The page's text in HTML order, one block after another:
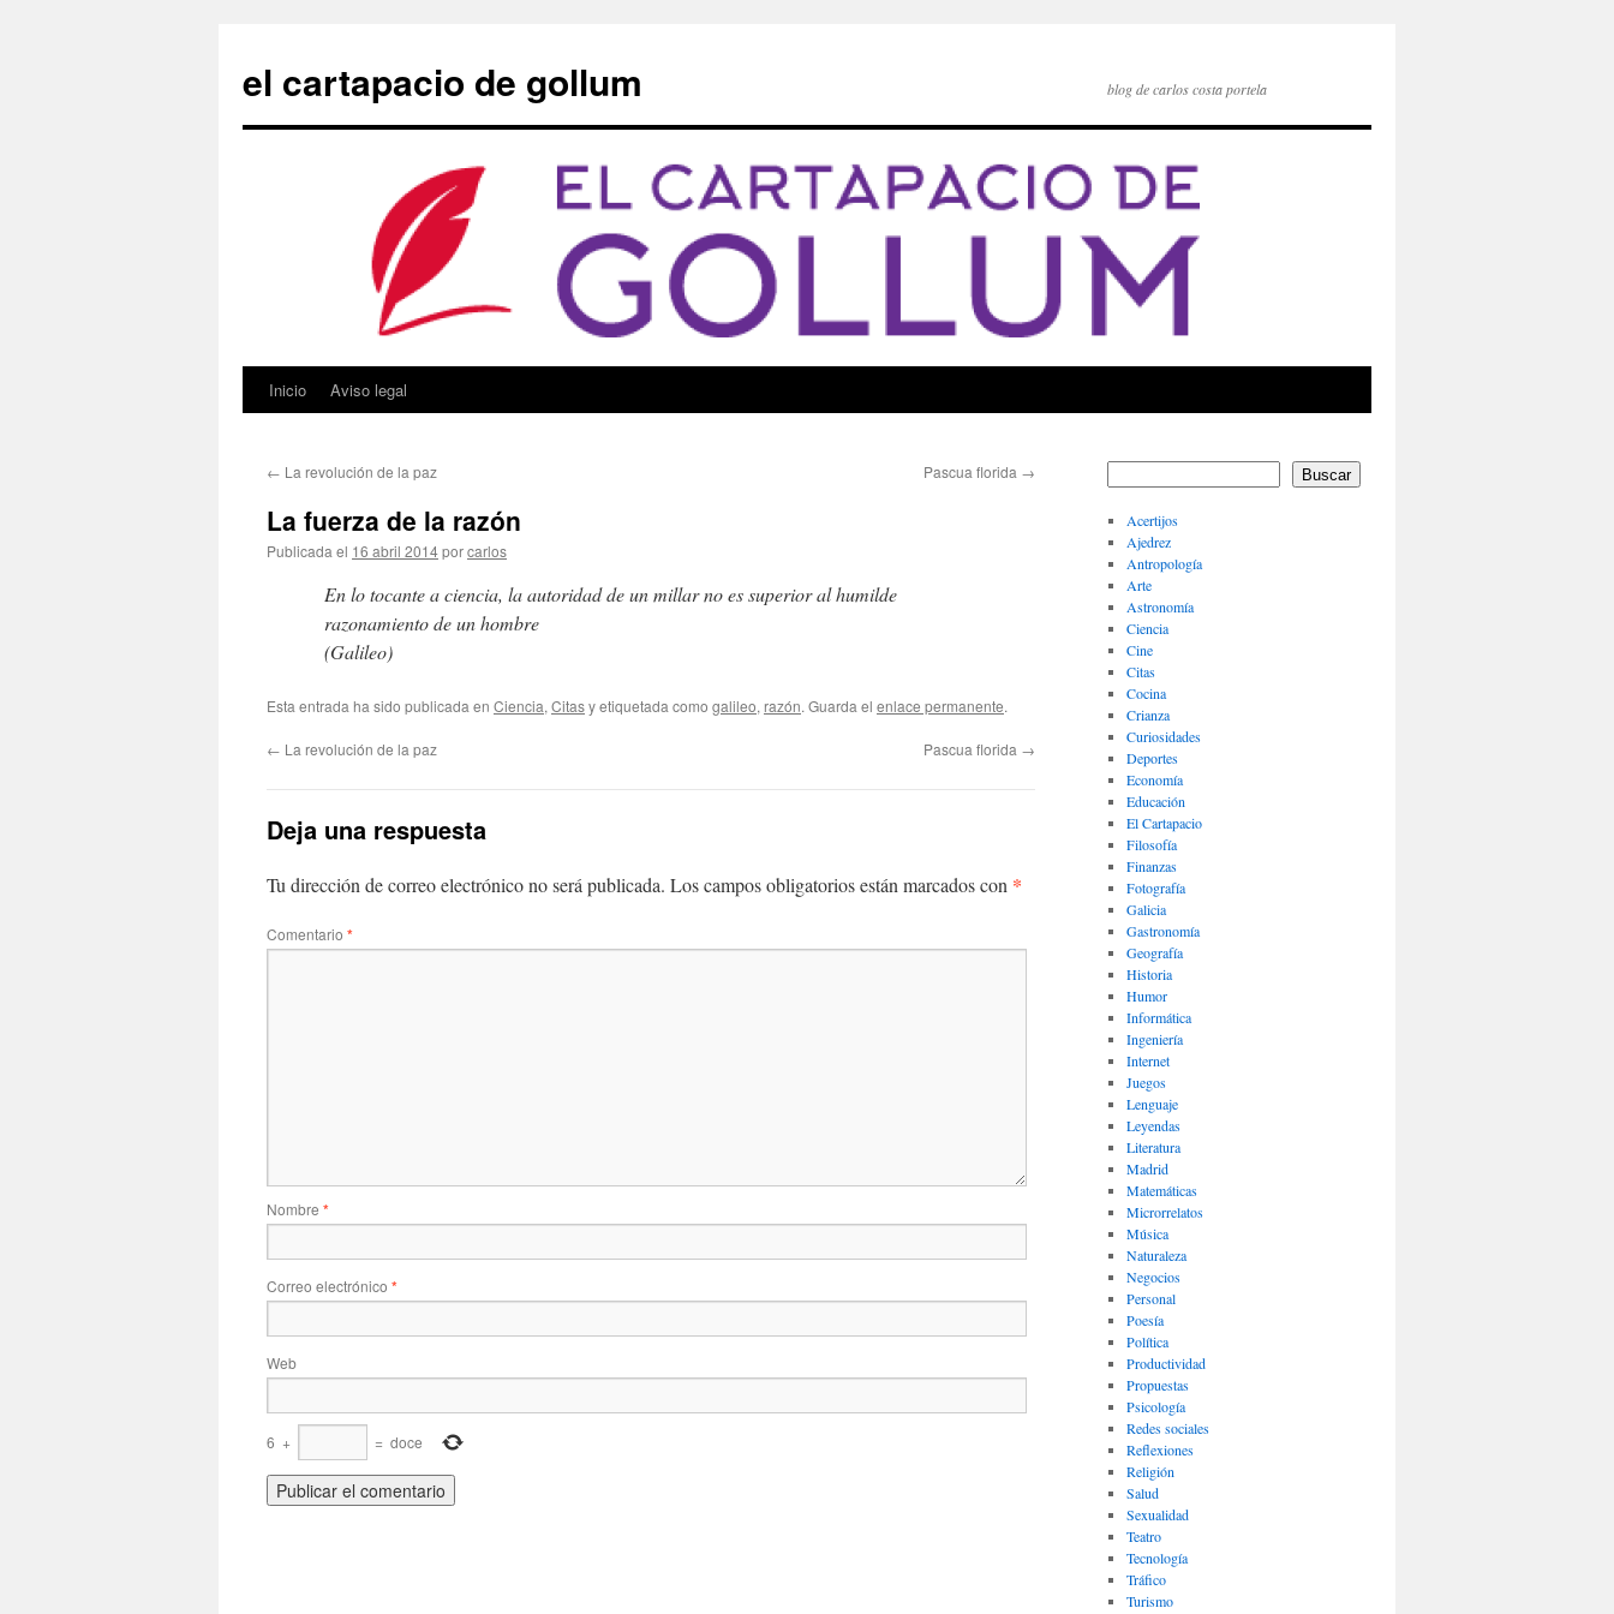
contenido
el cartapacio de gollum blog de carlos costa portela
Inicio Aviso legal
← La revolución de la paz Pascua florida →
La fuerza de la razón
Publicada el 16 abril 2014porcarlos
En lo tocante a ciencia, la autoridad de un millar no es superior al humilde
razonamiento de un hombre
(Galileo)
Esta entrada ha sido publicada en Ciencia, Citasy etiquetada como galileo, razón. Guarda el enlace permanente.
← La revolución de la paz Pascua florida →
Deja una respuesta
Tu dirección de correo electrónico no será publicada. Los campos obligatorios están marcados con *
Comentario *
Nombre *
Correo electrónico *
Web
6 + = doce
Buscar
Acertijos
Ajedrez
Antropología
Arte
Astronomía
Ciencia
Cine
Citas
Cocina
Crianza
Curiosidades
Deportes
Economía
Educación
El Cartapacio
Filosofía
Finanzas
Fotografía
Galicia
Gastronomía
Geografía
Historia
Humor
Informática
Ingeniería
Internet
Juegos
Lenguaje
Leyendas
Literatura
Madrid
Matemáticas
Microrrelatos
Música
Naturaleza
Negocios
Personal
Poesía
Política
Productividad
Propuestas
Psicología
Redes sociales
Reflexiones
Religión
Salud
Sexualidad
Teatro
Tecnología
Tráfico
Turismo